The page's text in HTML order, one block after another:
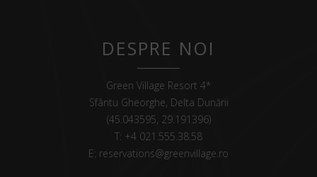
DESPRE NOI
Green Village Resort 4*
Sfântu Gheorghe, Delta Dunării
(45.043595, 29.191396)
T: +4 021.555.38.58
E: reservations@greenvillage.ro